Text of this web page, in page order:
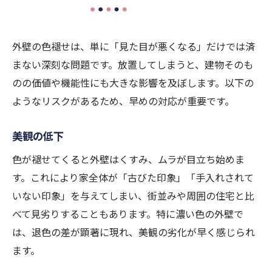
外壁の色褪せは、単に「見た目が悪くなる」だけでは済
まない深刻な問題です。放置してしまうと、建物そのも
のの価値や機能性にも大きな影響を及ぼします。以下の
ようなリスクがあるため、早めの対応が重要です。
美観の低下
色が褪せてくると外壁はくすみ、ムラが目立ち始めま
す。これにより家全体が「古びた印象」「手入れされて
いない印象」を与えてしまい、街並みや周囲の住宅と比
べて見劣りすることもあります。特に濃い色の外壁で
は、退色の差が顕著に現れ、美観の劣化が早く感じられ
ます。